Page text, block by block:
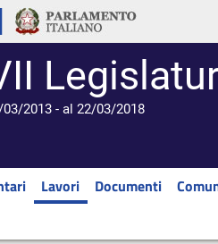
2013 - al 22/03/2018
Lavori Documenti